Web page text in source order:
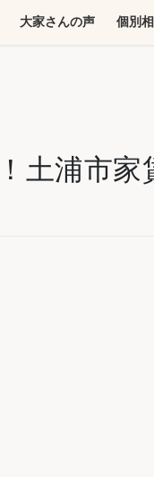
大家さんの声 個別
土浦市家